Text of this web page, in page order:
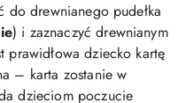
do drewnianego pudełka
) i zaznaczyć drewnianym
prawidłowa dziecko kartę
– karta zostanie w
dzieciom poczucie